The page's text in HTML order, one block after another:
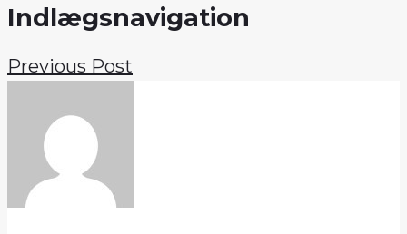
Indlægsnavigation
Previous Post